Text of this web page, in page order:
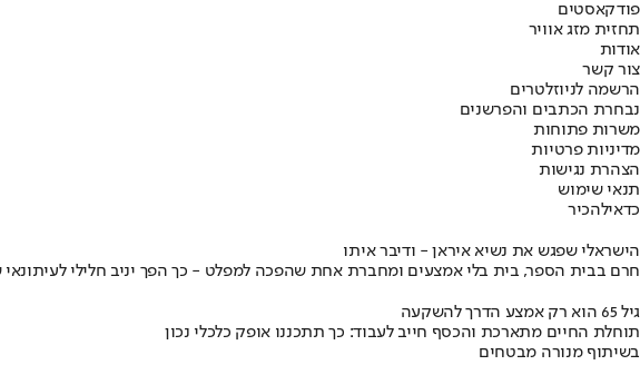
פודקאסטים
תחזית מזג אוויר
אודות
צור קשר
הרשמה לניוזלטרים
נבחרת הכתבים והפרשנים
משרות פתוחות
מדיניות פרטיות
הצהרת נגישות
תנאי שימוש
כדאילהכיר
הישראלי שפגש את נשיא איראן - ודיבר איתו
חרם בבית הספר, בית בלי אמצעים ומחברת אחת שהפכה למפלט - כך הפך יניב חלילי לעיתונאי
גיל 65 הוא רק אמצע הדרך להשקעה
תוחלת החיים מתארכת והכסף חייב לעבוד: כך תתכננו אופק כלכלי נכון
בשיתוף מנורה מבטחים